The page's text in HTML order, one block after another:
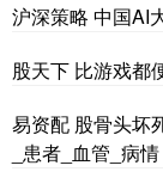
沪深策略 中国AI
股天下 比游戏都
易资配 股骨头坏
_患者_血管_病情